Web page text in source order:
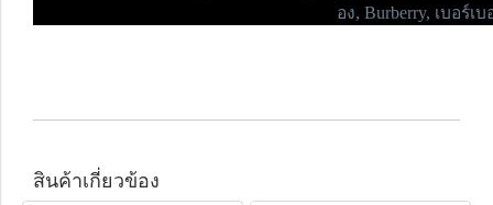
อง, Burberry, เบอร์เ
สินค้าเกี่ยวข้อง